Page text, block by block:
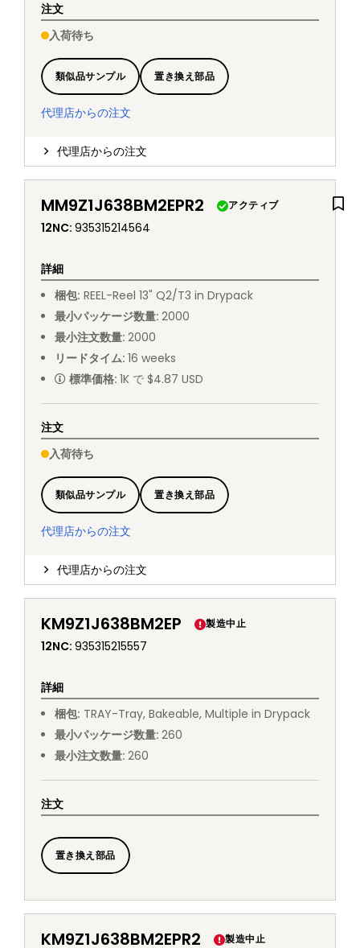
注文
入荷待ち
類似品サンプル 置き換え部品
代理店からの注文
代理店からの注文
MM9Z1J638BM2EPR2 アクティブ
12NC: 935315214564
詳細
梱包: REEL-Reel 13" Q2/T3 in Drypack
最小パッケージ数量: 2000
最小注文数量: 2000
リードタイム: 16 weeks
標準価格: 1K で $4.87 USD
注文
入荷待ち
類似品サンプル 置き換え部品
代理店からの注文
代理店からの注文
KM9Z1J638BM2EP 製造中止
12NC: 935315215557
詳細
梱包: TRAY-Tray, Bakeable, Multiple in Drypack
最小パッケージ数量: 260
最小注文数量: 260
注文
置き換え部品
KM9Z1J638BM2EPR2 製造中止